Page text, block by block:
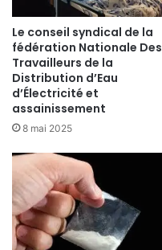
Le conseil syndical de la
fédération Nationale Des
Travailleurs de la
Distribution d’Eau
d’Électricité et
assainissement
8 mai 2025